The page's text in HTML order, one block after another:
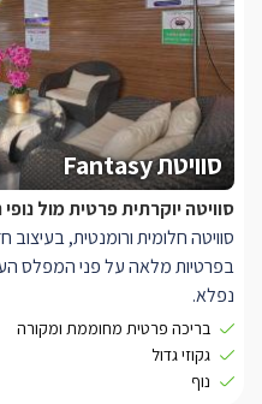
החלומי, רחבת אבן מעוצבת עם
ומרהיבה.
זכוכית ופונה אל הנוף החלומי.
סוויטת Fantasy
סוויטה יוקרתית פרטית מול
סוויטה חלומית ורומנטית,
בפרטיות מלאה על פני המפלס
נפלא.
החלל הפנימי מתהדר בצבעים
בריכה פרטית מחוממת ומקורה
גקוזי גדול
נוף